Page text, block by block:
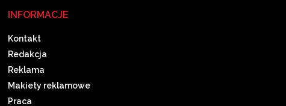
INFORMACJE
Kontakt
Redakcja
Reklama
Makiety reklamowe
Praca